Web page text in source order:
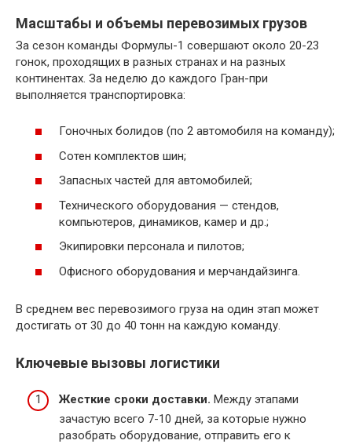
Масштабы и объемы перевозимых грузов
За сезон команды Формулы-1 совершают около 20-23
гонок, проходящих в разных странах и на разных
континентах. За неделю до каждого Гран-при
выполняется транспортировка:
Гоночных болидов (по 2 автомобиля на команду);
Сотен комплектов шин;
Запасных частей для автомобилей;
Технического оборудования — стендов,
компьютеров, динамиков, камер и др.;
Экипировки персонала и пилотов;
Офисного оборудования и мерчандайзинга.
В среднем вес перевозимого груза на один этап может
достигать от 30 до 40 тонн на каждую команду.
Ключевые вызовы логистики
Жесткие сроки доставки. Между этапами
зачастую всего 7-10 дней, за которые нужно
разобрать оборудование, отправить его к